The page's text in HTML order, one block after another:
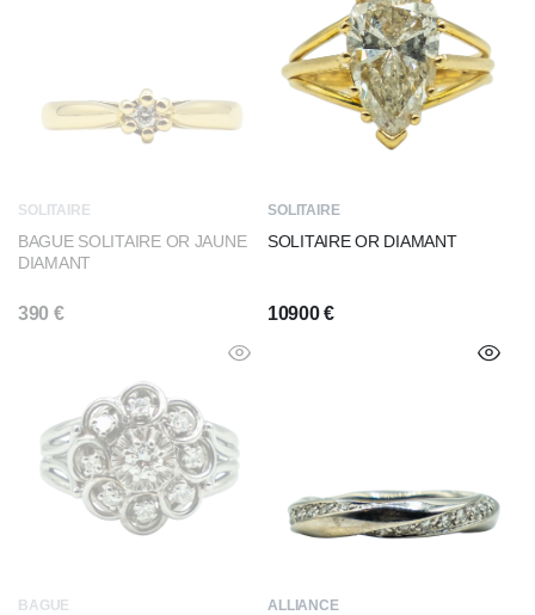
SOLITAIRE
BAGUE SOLITAIRE OR JAUNE
DIAMANT
390 €
SOLITAIRE
SOLITAIRE OR DIAMANT
10900€
BAGUE ALLIANCE